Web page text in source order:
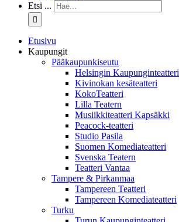
Etsi ...
Etusivu
Kaupungit
Pääkaupunkiseutu
Helsingin Kaupunginteatteri
Kivinokan kesäteatteri
KokoTeatteri
Lilla Teatern
Musiikkiteatteri Kapsäkki
Peacock-teatteri
Studio Pasila
Suomen Komediateatteri
Svenska Teatern
Teatteri Vantaa
Tampere & Pirkanmaa
Tampereen Teatteri
Tampereen Komediateatteri
Turku